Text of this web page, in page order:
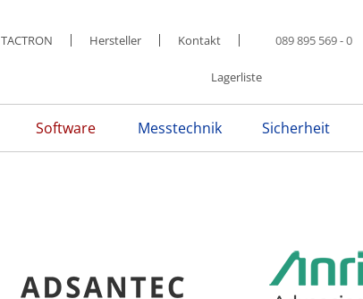
089 895 569 - 0
Kontakt
Hersteller
TACTRON
Lagerliste
Software Messtechnik Sicherheit